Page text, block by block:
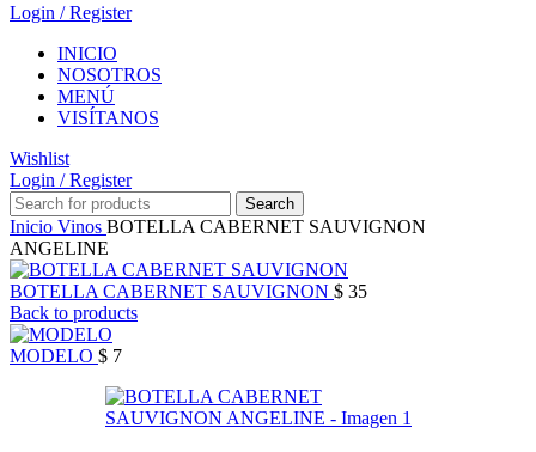
Login / Register
INICIO
NOSOTROS
MENÚ
VISÍTANOS
Wishlist
Login / Register
Search
Inicio Vinos BOTELLA CABERNET SAUVIGNON
ANGELINE
BOTELLA CABERNET SAUVIGNON $ 35
Back to products
MODELO $ 7